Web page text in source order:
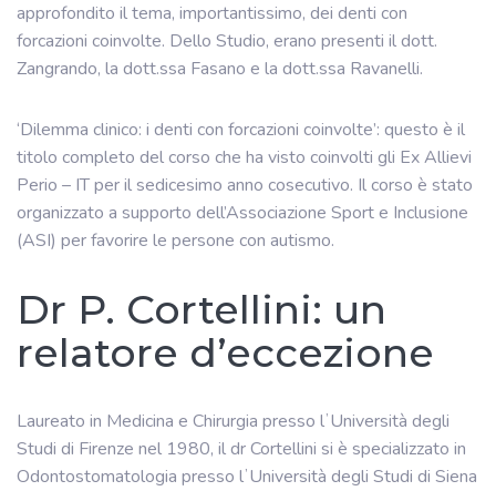
approfondito il tema, importantissimo, dei denti con
forcazioni coinvolte. Dello Studio, erano presenti il dott.
Zangrando, la dott.ssa Fasano e la dott.ssa Ravanelli.
‘Dilemma clinico: i denti con forcazioni coinvolte’: questo è il
titolo completo del corso che ha visto coinvolti gli Ex Allievi
Perio – IT per il sedicesimo anno cosecutivo. Il corso è stato
organizzato a supporto dell’Associazione Sport e Inclusione
(ASI) per favorire le persone con autismo.
Dr P. Cortellini: un
relatore d’eccezione
Laureato in Medicina e Chirurgia presso lʼUniversità degli
Studi di Firenze nel 1980, il dr Cortellini si è specializzato in
Odontostomatologia presso lʼUniversità degli Studi di Siena